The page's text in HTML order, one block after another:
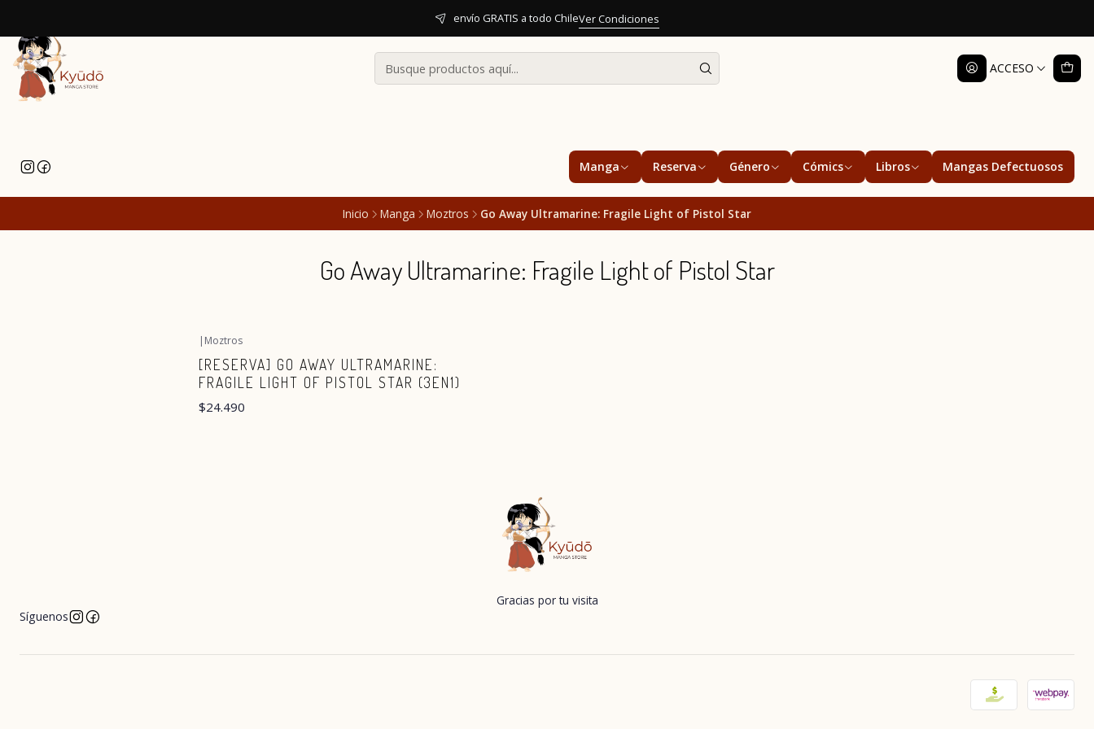
ACCESO
Manga Reserva Género Cómics Libros Mangas Defectuosos
envío GRATIS a todo ChileVer Condiciones
Inicio Manga Moztros Go Away Ultramarine: Fragile Light of Pistol Star
Go Away Ultramarine: Fragile Light of Pistol Star
| Moztros
[RESERVA] GO AWAY ULTRAMARINE:
FRAGILE LIGHT OF PISTOL STAR (3EN1)
$24.490
Gracias por tu visita
Síguenos